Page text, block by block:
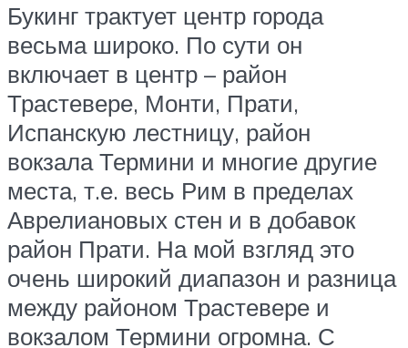
Букинг трактует центр города
весьма широко. По сути он
включает в центр – район
Трастевере, Монти, Прати,
Испанскую лестницу, район
вокзала Термини и многие другие
места, т.е. весь Рим в пределах
Аврелиановых стен и в добавок
район Прати. На мой взгляд это
очень широкий диапазон и разница
между районом Трастевере и
вокзалом Термини огромна. С